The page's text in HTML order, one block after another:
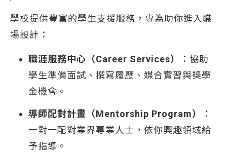
學校提供豐富的學生支援服務，專為助你進入職
場設計：
職涯服務中心（Career Services）
：協助
學生準備面試、撰寫履歷、媒合實習與獎學
金機會。
導師配對計畫（Mentorship Program）
：
一對一配對業界專業人士，依你興趣領域給
予指導。